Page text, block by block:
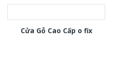
Cửa Gỗ Cao Cấp o fix